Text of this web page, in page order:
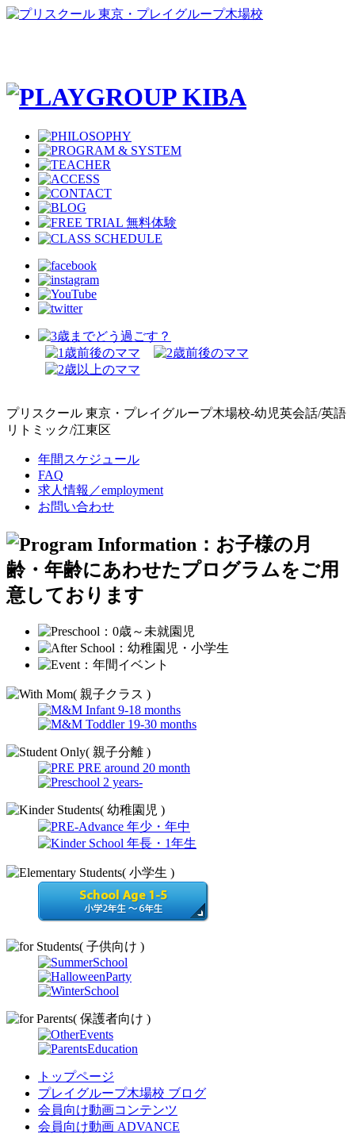
プリスクール 東京・プレイグループ木場校-幼児英会話/英語
リトミック/江東区
年間スケジュール
FAQ
求人情報／employment
お問い合わせ
トップページ
プレイグループ木場校 ブログ
会員向け動画コンテンツ
会員向け動画 ADVANCE